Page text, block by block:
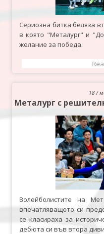
Сериозна битка беляза
в която "Металург" и
желание за победа.
18 /
Металург с
Волейболистите на
впечатляващото си
се класираха за
дебюта си във втора